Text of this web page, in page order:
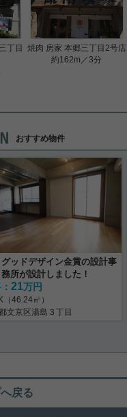
丁目 焼肉 房家 本郷三丁目2号店
約162m／3分
おすすめ物件
グッドデザイン金賞の設計事
務所が設計しました！
21万円
（46.24㎡）
文京区湯島３丁目
戻る